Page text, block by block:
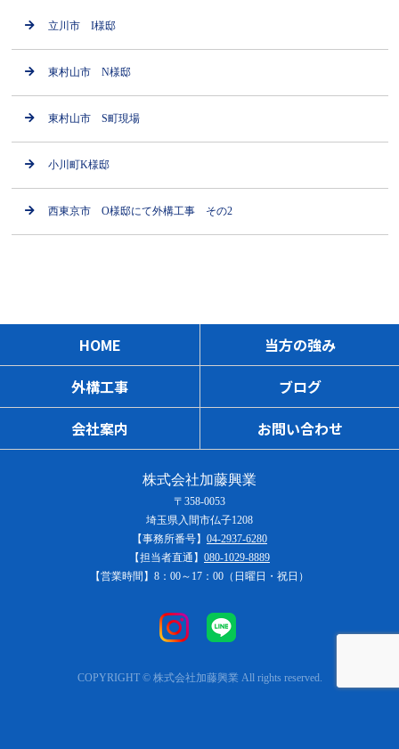
立川市 I様邸
東村山市 N様邸
東村山市 S町現場
小川町K様邸
西東京市 O様邸にて外構工事 その2
HOME
当方の強み
外構工事
ブログ
会社案内
お問い合わせ
株式会社加藤興業
〒358-0053
埼玉県入間市仏子1208
【事務所番号】 04-2937-6280
【担当者直通】 080-1029-8889
【営業時間】8：00～17：00（日曜日・祝日）
COPYRIGHT © 株式会社加藤興業 All rights reserved.